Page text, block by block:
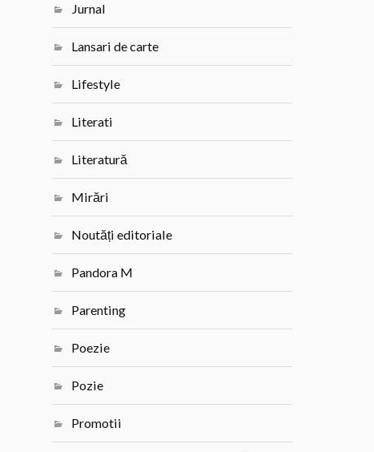
Jurnal
Lansari de carte
Lifestyle
Literati
Literatură
Mirări
Noutăți editoriale
Pandora M
Parenting
Poezie
Pozie
Promotii